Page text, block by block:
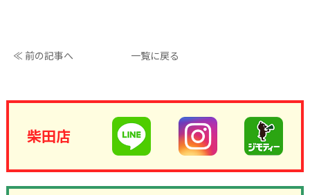
≪ 前の記事へ 一覧に戻る
柴田店